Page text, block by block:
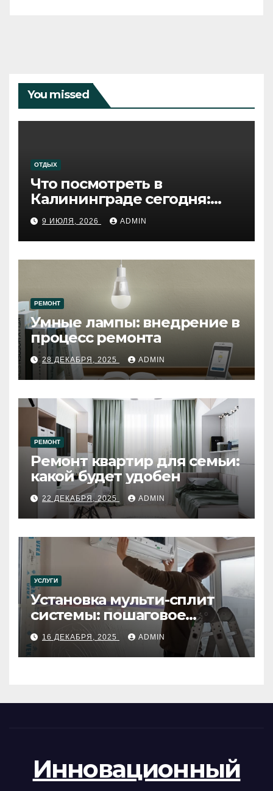
You missed
ОТДЫХ
Что посмотреть в
Калининграде сегодня:
путеводитель по самому
западному городу России
9 ИЮЛЯ, 2026 ADMIN
РЕМОНТ
Умные лампы: внедрение в
процесс ремонта
28 ДЕКАБРЯ, 2025 ADMIN
РЕМОНТ
Ремонт квартир для семьи:
какой будет удобен
22 ДЕКАБРЯ, 2025 ADMIN
УСЛУГИ
Установка мульти-сплит
системы: пошаговое
руководство
16 ДЕКАБРЯ, 2025 ADMIN
Инновационный